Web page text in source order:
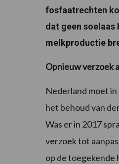
fosfaatrechten
dat geen
melkproductie
Opnieuw verzoek
Nederland moet
het behoud van
Was er in 2017
verzoek tot
op de toegekende